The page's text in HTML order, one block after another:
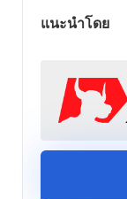
แนะนำโดย